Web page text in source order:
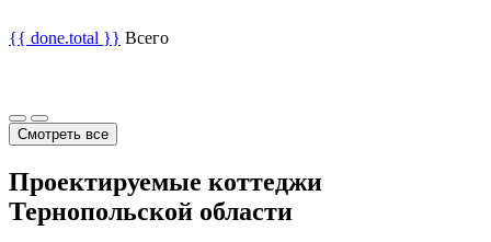
{{ done.total }} Всего
Смотреть все
Проектируемые коттеджи
Тернопольской области